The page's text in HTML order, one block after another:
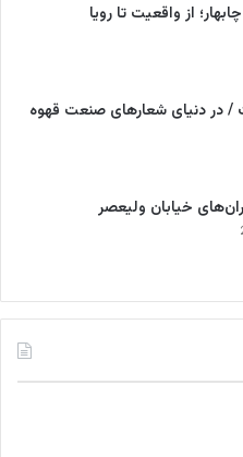
از واقعیت تا رویا
/ در دنیای شعارهای صنعت قهوه
خیابان ولیعصر